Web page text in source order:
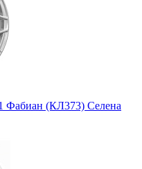
Фабиан (КЛ373) Селена